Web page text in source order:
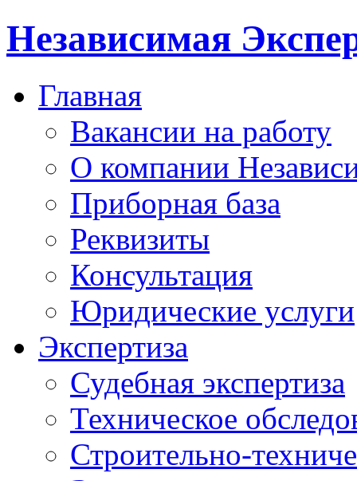
Независимая
Главная
Вакансии на работу
О компании
Приборная база
Реквизиты
Консультация
Юридические услуги
Экспертиза
Судебная экспертиза
Техническое
Строительно-